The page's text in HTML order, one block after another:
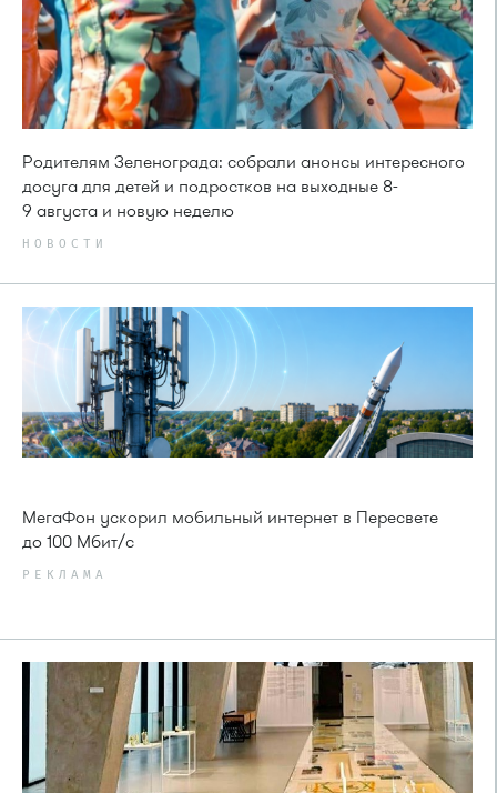
Родителям Зеленограда: собрали анонсы интересного
досуга для детей и подростков на выходные 8-
9 августа и новую неделю
НОВОСТИ
МегаФон ускорил мобильный интернет в Пересвете
до 100 Мбит/с
РЕКЛАМА